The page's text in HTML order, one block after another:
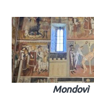
Mondovì